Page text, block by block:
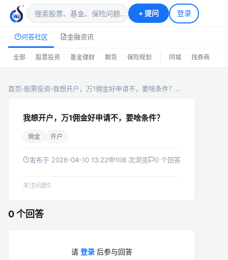
+提问 登录
问答社区 金融资讯
全部 股票投资 基金理财 期货 保险规划 同城 找券商
首页›股票投资›我想开户，万1佣金好申请不，要啥条件？…
我想开户，万1佣金好申请不，要啥条件？
佣金 开户
发布于 2026-04-10 13:22 108 次浏览 0 个回答
关注问题0
0 个回答
请 登录 后参与回答